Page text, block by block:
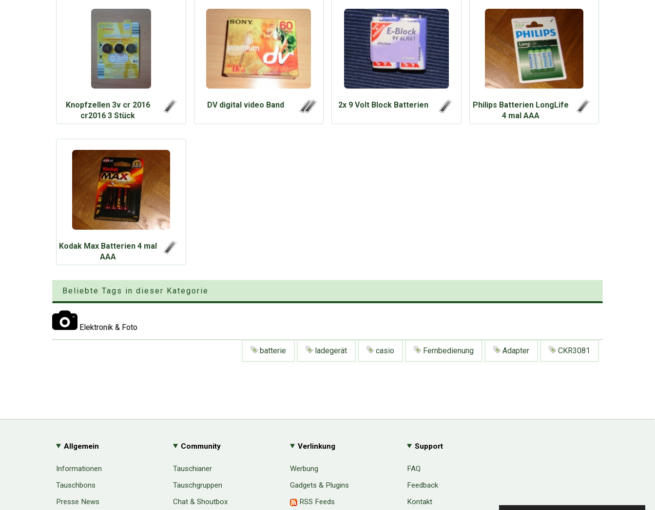
Knopfzellen 3v cr 2016
cr2016 3 Stück
DV digital video Band 2x 9 Volt Block Batterien
Philips Batterien LongLife
4 mal AAA
Kodak Max Batterien 4 mal
AAA
Beliebte Tags in dieser Kategorie
Elektronik & Foto
batterie ladegerät casio Fernbedienung Adapter CKR3081
Allgemein
Informationen
Tauschbons
Presse News
Community
Tauschianer
Tauschgruppen
Chat & Shoutbox
Verlinkung
Werbung
Gadgets & Plugins
RSS Feeds
Support
FAQ
Feedback
Kontakt